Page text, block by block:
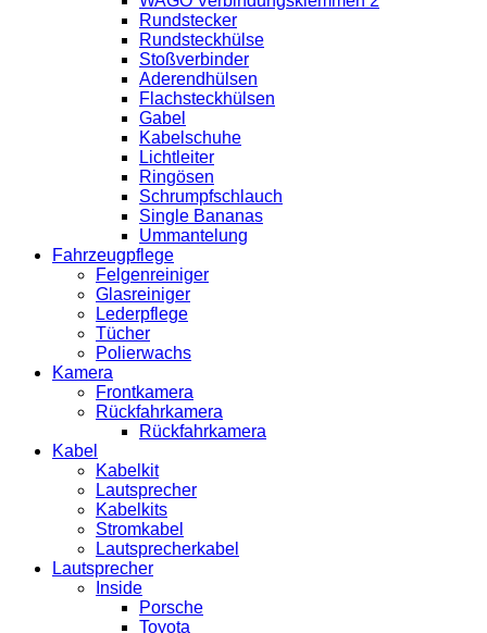
Rundstecker
Rundsteckhülse
Stoßverbinder
Aderendhülsen
Flachsteckhülsen
Gabel
Kabelschuhe
Lichtleiter
Ringösen
Schrumpfschlauch
Single Bananas
Ummantelung
Fahrzeugpflege
Felgenreiniger
Glasreiniger
Lederpflege
Tücher
Polierwachs
Kamera
Frontkamera
Rückfahrkamera
Rückfahrkamera
Kabel
Kabelkit
Lautsprecher
Kabelkits
Stromkabel
Lautsprecherkabel
Lautsprecher
Inside
Porsche
Toyota